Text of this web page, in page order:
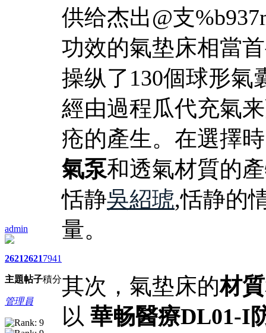
admin
2621
主題
2621
帖子
7941
積分
管理員
供给杰出@支
功效的氣垫床相當
操纵了130個球形氣
經由過程瓜代充氣
疮的產生。在選擇
氣泵和透氣材質的
恬静吳紹琥,恬静的
量。
其次，氣垫床的材質
以 華畅醫療DL01-I